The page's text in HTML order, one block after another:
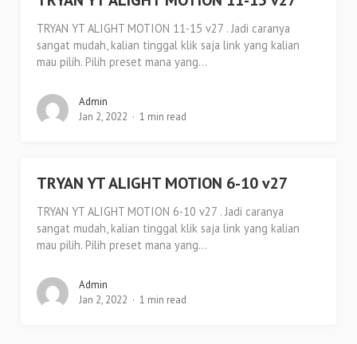
TRYAN YT ALIGHT MOTION 11-15 v27 . Jadi caranya
sangat mudah, kalian tinggal klik saja link yang kalian
mau pilih. Pilih preset mana yang...
Admin
Jan 2, 2022
1 min read
TRYAN YT ALIGHT MOTION 6-10 v27
TRYAN YT ALIGHT MOTION 6-10 v27 . Jadi caranya
sangat mudah, kalian tinggal klik saja link yang kalian
mau pilih. Pilih preset mana yang...
Admin
Jan 2, 2022
1 min read